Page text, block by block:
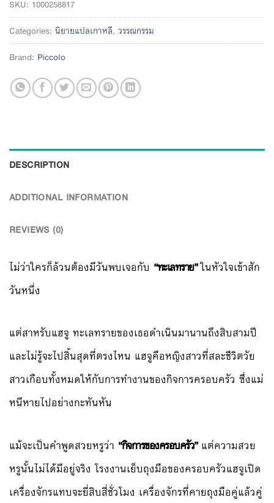
SKU: 1000258817
Categories: นิยายแปลเกาหลี, วรรณกรรม
Brand: Piccolo
DESCRIPTION
ADDITIONAL INFORMATION
REVIEWS (0)
ไม่ว่าใครก็ล้วนต้องมีวันพบเจอกับ “ทะเลทราย”ในหัวใจเข้าสัก
วันหนึ่ง
แต่สาหรับแฮจู ทะเลทรายของเธอดำเนินมานานถึงสิบสามปี
และไม่รู้จะไปสิ้นสุดที่ตรงไหน แฮจูคือหญิงสาวที่สละชีวิตวัย
สาวเกือบทั้งหมดให้กับการทำงานของกิจการครอบครัว ซึ่งแม่
หนีหายไปอย่างกะทันหัน
แม้จะเป็นคำพูดสวยหรูว่า “กิจการของครอบครัว”แต่ความสวย
หรูนั้นไม่ได้มีอยู่จริง โรงงานเย็บถุงมือของครอบครัวแฮจูเปิด
เครื่องจักรแทบจะยี่สิบสี่ชั่วโมง เครื่องจักรที่คายถุงมือคู่แล้วคู่